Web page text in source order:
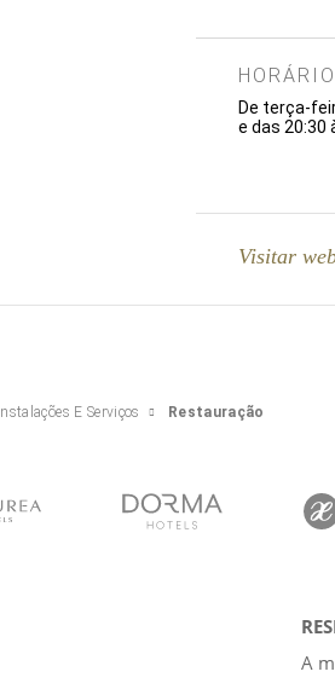
De terça-
e das 20:30
Visitar
E Serviços Restauração
A